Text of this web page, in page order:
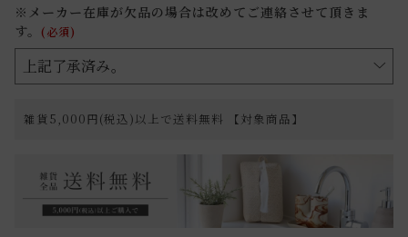
※メーカー在庫が欠品の場合は改めてご連絡させて頂きま
す。
(必須)
雑貨5,000円(税込)以上で送料無料 【対象商品】